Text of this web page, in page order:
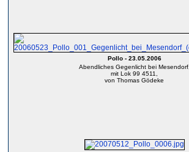
Pollo - 23.05.2006
Abendliches Gegenlicht bei Mesendorf,
mit Lok 99 4511,
von Thomas Gödeke